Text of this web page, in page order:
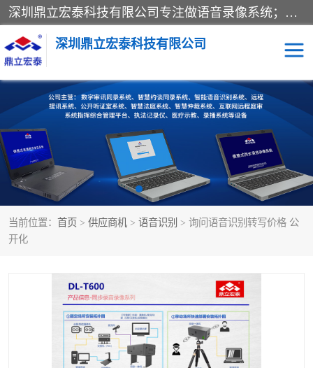
深圳鼎立宏泰科技有限公司专注做语音录像系统；主要服务有：约谈室同步录音录像系统、设计数字询问同步录音录像、数字约谈室同步录音录像、公开听证室、智慧庭审、智能语音识别转写、远程提讯（提审）、记录仪、远程指挥综合管理平台、录播系统等
深圳鼎立宏泰科技有限公司
当前位置： 首页 > 供应商机 > 语音识别 > 询问语音识别转写价格 公
开化
同步录音录像设备 便携式审讯设备
数字法庭 听证室
远程提讯 语音识别